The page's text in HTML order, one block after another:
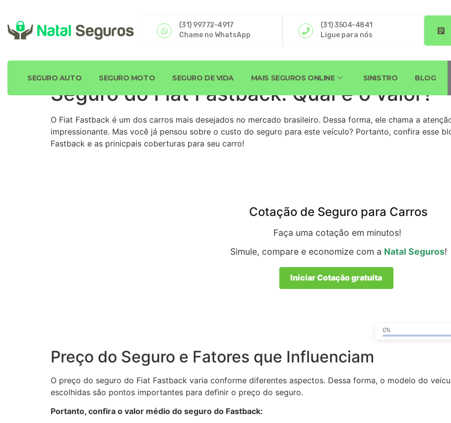
(31) 99772-4917
Chame no WhatsApp
(31) 3504-4841
Ligue para nós
SEGURO AUTO SEGURO MOTO SEGURO DE VIDA MAIS SEGUROS ONLINE SINISTRO BLOG
Seguro do Fiat Fastback: Qual é o valor?
O Fiat Fastback é um dos carros mais desejados no mercado brasileiro. Dessa forma, ele chama a
impressionante. Mas você já pensou sobre o custo do seguro para este veículo? Portanto, confira esse
Fastback e as prinicpais coberturas para seu carro!
Cotação de Seguro para Carros
Faça uma cotação em minutos!
Simule, compare e economize com a Natal Seguros!
Iniciar Cotação gratuita
0%
Preço do Seguro e Fatores que Influenciam
O preço do seguro do Fiat Fastback varia conforme diferentes aspectos. Dessa forma, o modelo do
escolhidas são pontos importantes para definir o preço do seguro.
Portanto, confira o valor médio do seguro do Fastback: